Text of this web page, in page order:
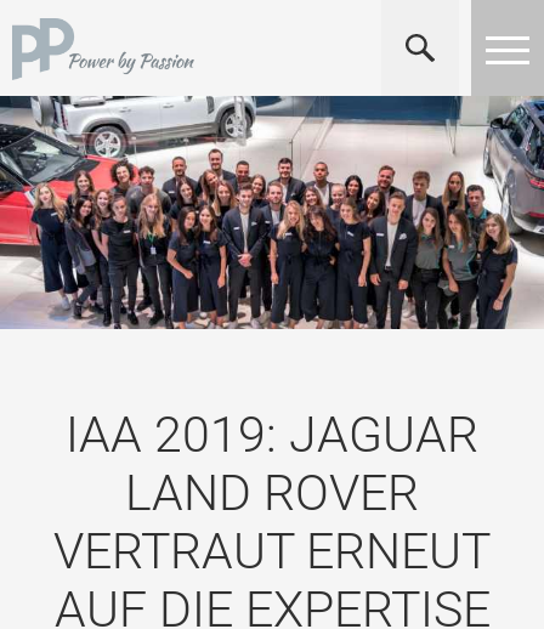
IAA 2019: JAGUAR
LAND ROVER
VERTRAUT ERNEUT
AUF DIE EXPERTISE